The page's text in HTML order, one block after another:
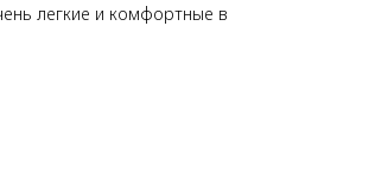
легкие и комфортные в